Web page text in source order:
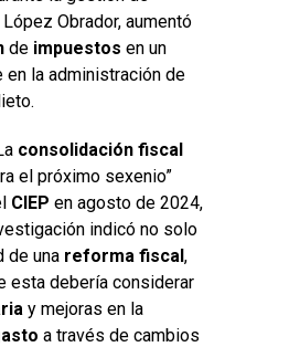
Obrador, aumentó
de impuestos en un
en la administración de
consolidación fiscal
el próximo sexenio”
CIEP en agosto de 2024,
indicó no solo
de una reforma fiscal,
esta debería considerar
y mejoras en la
a través de cambios